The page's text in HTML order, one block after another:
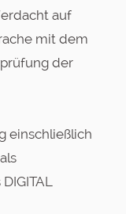
auf
mit dem
der
einschließlich